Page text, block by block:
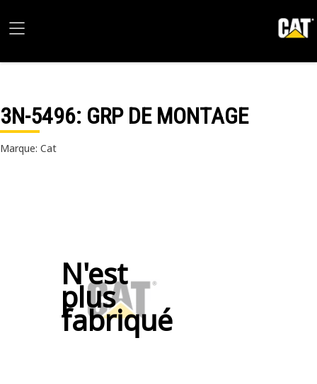
3N-5496: GRP DE MONTAGE
Marque: Cat
N'est
plus
fabriqué